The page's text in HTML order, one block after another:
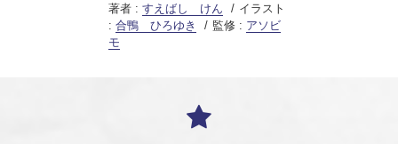
著者 : すえばし けん
イラスト
: 合鴨 ひろゆき 監修 : アソビ
モ